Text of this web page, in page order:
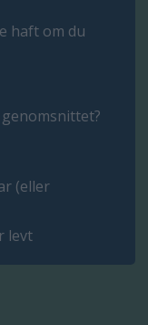
haft om du
(eller
levt